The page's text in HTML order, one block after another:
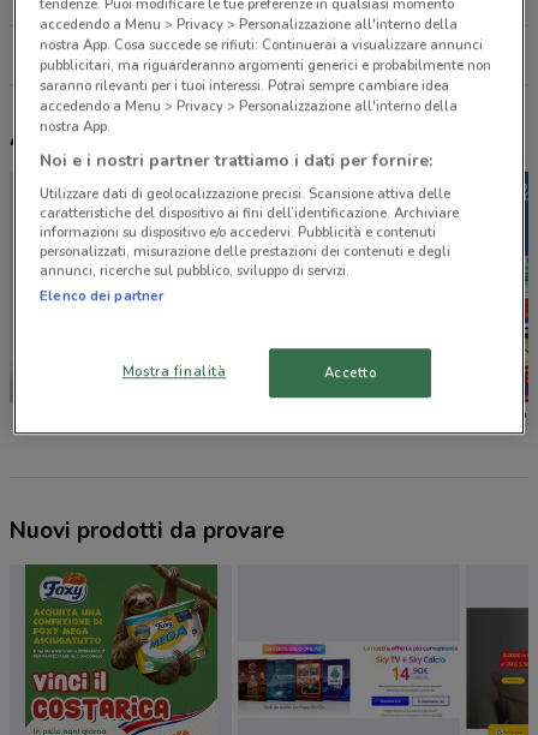
Tutti i negozi Casalandia
Altri volantini nelle vicinanze
-5 GIORNI
Caddy's
Nuovi prodotti da provare
accedendo a Menu > Privacy > Personalizzazione all'interno della
nostra App. Cosa succede se rifiuti: Continuerai a visualizzare annunci
pubblicitari, ma riguarderanno argomenti generici e probabilmente non
saranno rilevanti per i tuoi interessi. Potrai sempre cambiare idea
accedendo a Menu > Privacy > Personalizzazione all'interno della
nostra App.
Noi e i nostri partner trattiamo i dati per fornire:
Utilizzare dati di geolocalizzazione precisi. Scansione attiva delle
caratteristiche del dispositivo ai fini dell’identificazione. Archiviare
informazioni su dispositivo e/o accedervi. Pubblicità e contenuti
personalizzati, misurazione delle prestazioni dei contenuti e degli
annunci, ricerche sul pubblico, sviluppo di servizi.
Elenco dei partner
Mostra finalità Accetto